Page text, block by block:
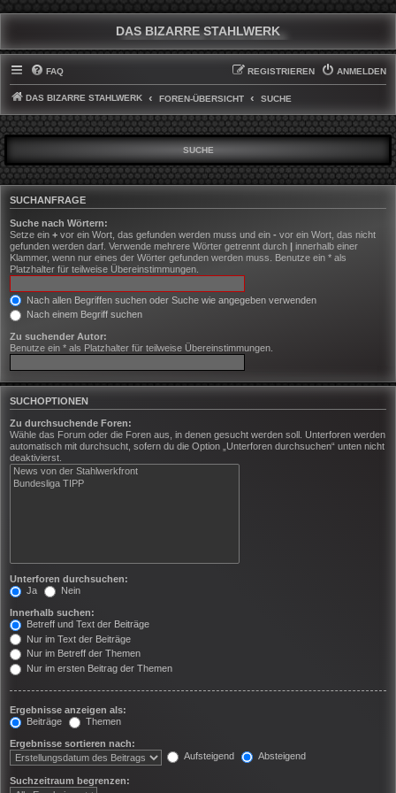
DAS BIZARRE STAHLWERK
FAQ ANMELDEN
REGISTRIEREN
DAS BIZARRE STAHLWERK FOREN-ÜBERSICHT SUCHE
SUCHE
SUCHANFRAGE
Suche nach Wörtern:
Setze ein + vor ein Wort, das gefunden werden muss und ein - vor ein Wort, das nicht
gefunden werden darf. Verwende mehrere Wörter getrennt durch | innerhalb einer
Klammer, wenn nur eines der Wörter gefunden werden muss. Benutze ein * als
Platzhalter für teilweise Übereinstimmungen.
Nach allen Begriffen suchen oder Suche wie angegeben verwenden
Nach einem Begriff suchen
Zu suchender Autor:
Benutze ein * als Platzhalter für teilweise Übereinstimmungen.
SUCHOPTIONEN
Zu durchsuchende Foren:
Wähle das Forum oder die Foren aus, in denen gesucht werden soll. Unterforen werden
automatisch mit durchsucht, sofern du die Option „Unterforen durchsuchen“ unten nicht
deaktivierst.
Unterforen durchsuchen:
Ja
Nein
Innerhalb suchen:
Betreff und Text der Beiträge
Nur im Text der Beiträge
Nur im Betreff der Themen
Nur im ersten Beitrag der Themen
Ergebnisse anzeigen als:
Beiträge
Themen
Ergebnisse sortieren nach:
Aufsteigend
Absteigend
Suchzeitraum begrenzen: